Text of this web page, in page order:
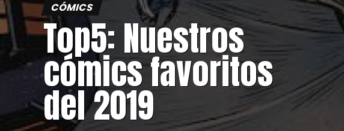
CÓMICS
Top5: Nuestros
cómics favoritos
del 2019